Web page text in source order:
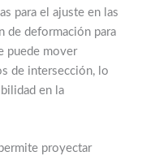
para el ajuste en las
de deformación para
puede mover
de intersección, lo
en la
proyectar